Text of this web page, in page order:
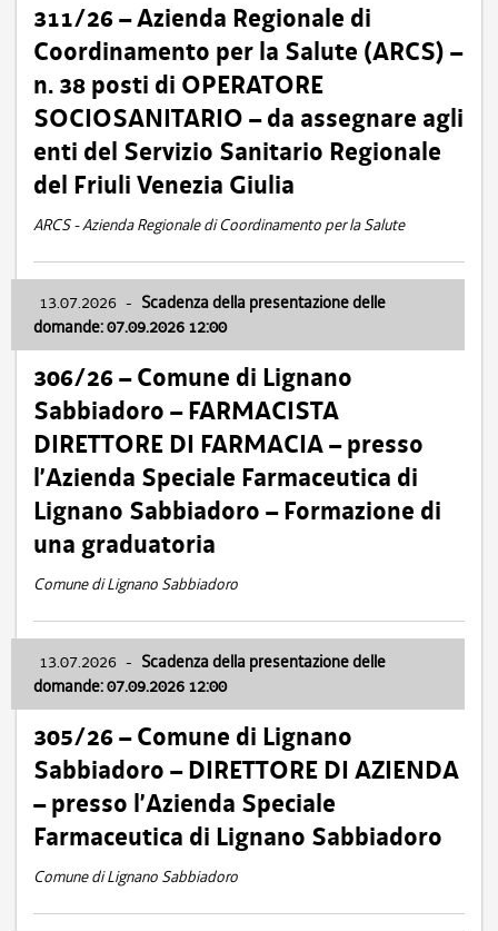
311/26 – Azienda Regionale di
Coordinamento per la Salute (ARCS) –
n. 38 posti di OPERATORE
SOCIOSANITARIO – da assegnare agli
enti del Servizio Sanitario Regionale
del Friuli Venezia Giulia
ARCS - Azienda Regionale di Coordinamento per la Salute
13.07.2026 - Scadenza della presentazione delle
domande: 07.09.2026 12:00
306/26 – Comune di Lignano
Sabbiadoro – FARMACISTA
DIRETTORE DI FARMACIA – presso
l’Azienda Speciale Farmaceutica di
Lignano Sabbiadoro – Formazione di
una graduatoria
Comune di Lignano Sabbiadoro
13.07.2026 - Scadenza della presentazione delle
domande: 07.09.2026 12:00
305/26 – Comune di Lignano
Sabbiadoro – DIRETTORE DI AZIENDA
– presso l’Azienda Speciale
Farmaceutica di Lignano Sabbiadoro
Comune di Lignano Sabbiadoro